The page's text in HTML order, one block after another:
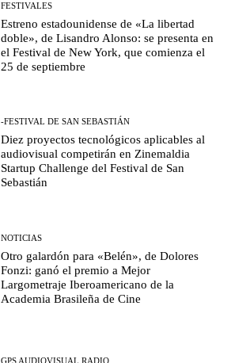
FESTIVALES
Estreno estadounidense de «La libertad
doble», de Lisandro Alonso: se presenta en
el Festival de New York, que comienza el
25 de septiembre
-FESTIVAL DE SAN SEBASTIÁN
Diez proyectos tecnológicos aplicables al
audiovisual competirán en Zinemaldia
Startup Challenge del Festival de San
Sebastián
NOTICIAS
Otro galardón para «Belén», de Dolores
Fonzi: ganó el premio a Mejor
Largometraje Iberoamericano de la
Academia Brasileña de Cine
GPS AUDIOVISUAL RADIO